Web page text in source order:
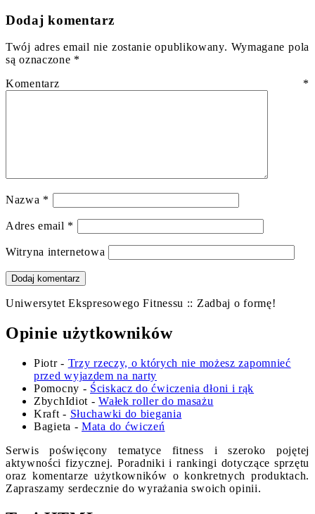
Dodaj komentarz
Twój adres email nie zostanie opublikowany. Wymagane pola
są oznaczone *
Komentarz *
Nazwa *
Adres email *
Witryna internetowa
Uniwersytet Ekspresowego Fitnessu :: Zadbaj o formę!
Opinie użytkowników
Piotr- Trzy rzeczy, o których nie możesz zapomnieć
przed wyjazdem na narty
Pomocny - Ściskacz do ćwiczenia dłoni i rąk
ZbychIdiot -Wałek roller do masażu
Kraft - Słuchawki do biegania
Bagieta -Mata do ćwiczeń
Serwis poświęcony tematyce fitness i szeroko pojętej
aktywności fizycznej. Poradniki i rankingi dotyczące sprzętu
oraz komentarze użytkowników o konkretnych produktach.
Zapraszamy serdecznie do wyrażania swoich opinii.